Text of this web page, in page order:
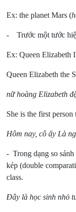
Ex: the planet Mars (
- Trước một tước
Ex: Queen Elizabeth
Queen Elizabeth the
nữ hoàng Elizabeth
She is the first person
Hôm nay, cô ấy Là
- Trong dạng so sánh
kép (double
class.
Đây là học sinh nhỏ